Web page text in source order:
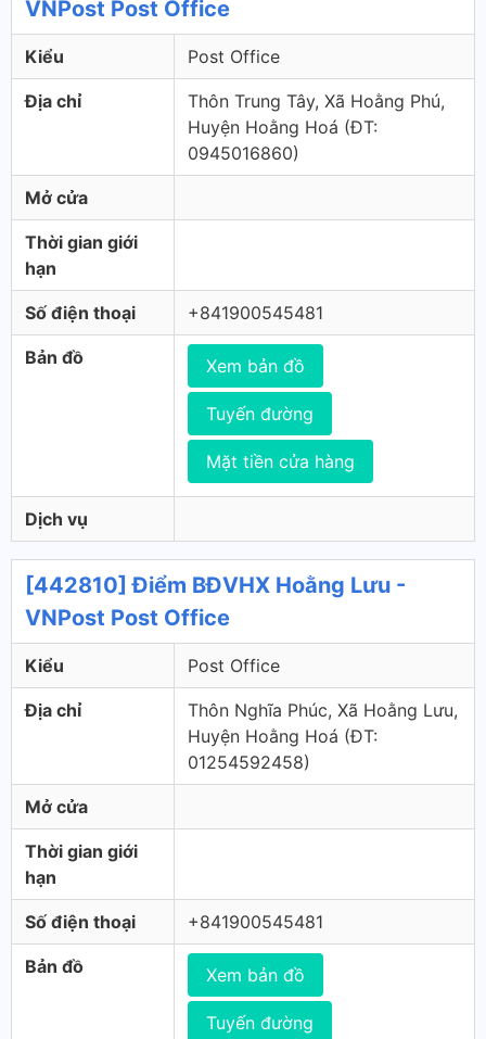
VNPost Post Office
Kiểu Post Office
Địa chỉ
Thôn Trung Tây, Xã Hoằng Phú,
Huyện Hoằng Hoá (ÐT:
0945016860)
Mở cửa
Thời gian giới
hạn
Số điện thoại +841900545481
Bản đồ Xem bản đồ
Tuyến đường
Mặt tiền cửa hàng
Dịch vụ
[442810] Điểm BĐVHX Hoằng Lưu -
VNPost Post Office
Kiểu Post Office
Địa chỉ
Thôn Nghĩa Phúc, Xã Hoằng Lưu,
Huyện Hoằng Hoá (ÐT:
01254592458)
Mở cửa
Thời gian giới
hạn
Số điện thoại +841900545481
Bản đồ Xem bản đồ
Tuyến đường